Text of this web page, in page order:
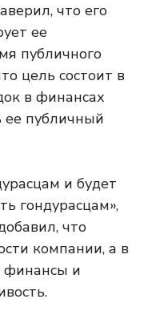
что его
ее
публичного
цель состоит в
в финансах
ее публичный
и будет
гондурасцам»,
что
компании, а в
финансы и